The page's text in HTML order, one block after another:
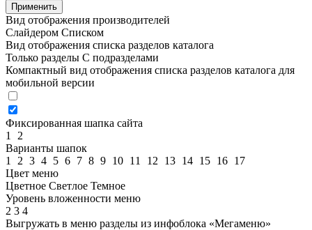
Применить
Вид отображения производителей
Слайдером Списком
Вид отображения списка разделов каталога
Только разделы С подразделами
Компактный вид отображения списка разделов каталога для
мобильной версии
Фиксированная шапка сайта
1
2
Варианты шапок
1
2 3 4 5 6 7 8 9 10 11 12 13 14 15 16 17
Цвет меню
Цветное Светлое Темное
Уровень вложенности меню
2 3 4
Выгружать в меню разделы из инфоблока «Мегаменю»